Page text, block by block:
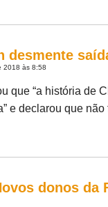
desmente
2018 às 8:58
que “a história de
e declarou que
donos da